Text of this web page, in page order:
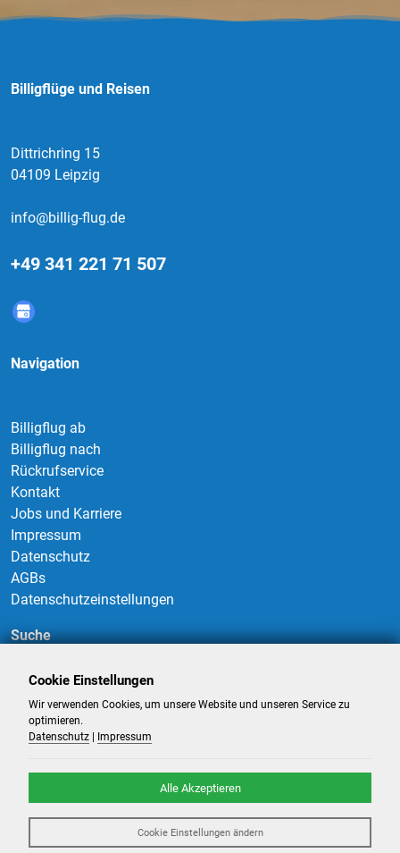
Billigflüge und Reisen
Dittrichring 15
04109 Leipzig
info@billig-flug.de
+49 341 221 71 507
Navigation
Billigflug ab
Billigflug nach
Rückrufservice
Kontakt
Jobs und Karriere
Impressum
Datenschutz
AGBs
Datenschutzeinstellungen
Suche
Suchen
Billigflüge und Reisen- Alle Rechte reserviert. -
Cookie Einstellungen
Wir verwenden Cookies, um unsere Website und unseren Service zu
optimieren.
Datenschutz
Impressum
Alle Akzeptieren
Cookie Einstellungen ändern